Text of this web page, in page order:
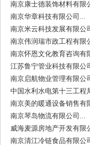
南京康士德装饰材料有限
南京华章科技有限公司...
南京米云科技发展有限公
南京伟润瑞市政工程有限
南京怀恩文化教育咨询有
江苏鲁宁管业科技有限公
南京启航物业管理有限公
中国水利水电第十三工程
南京美的暖通设备销售有
南京琴岛物流有限公司...
威海麦源房地产开发有限
南京清江冷链食品有限公